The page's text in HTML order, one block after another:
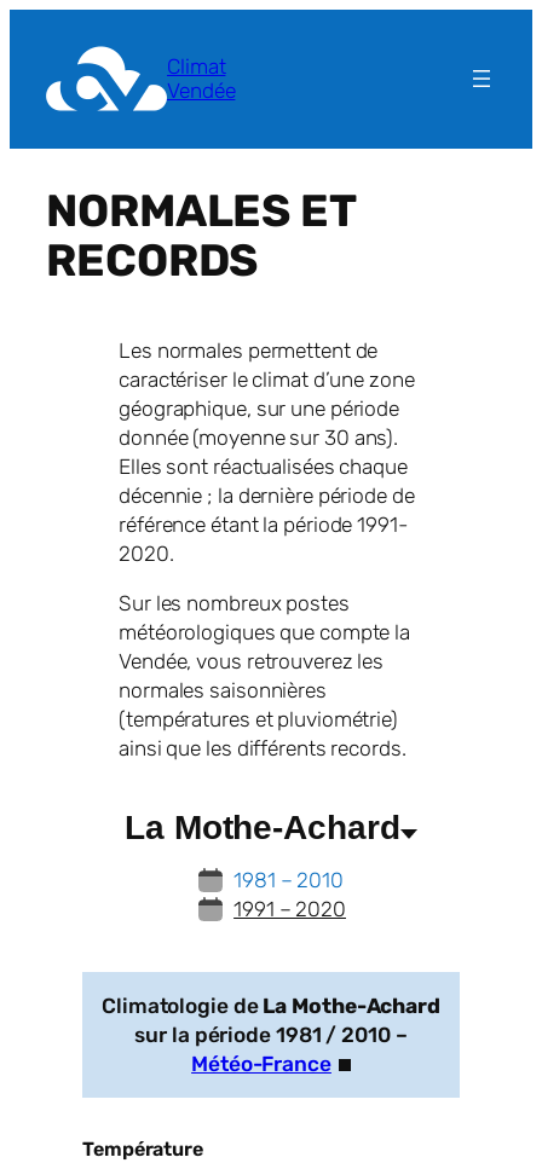
contenu
Climat
Vendée
NORMALES ET
RECORDS
Les normales permettent de
caractériser le climat d’une zone
géographique, sur une période
donnée (moyenne sur 30 ans).
Elles sont réactualisées chaque
décennie ; la dernière période de
référence étant la période 1991-
2020.
Sur les nombreux postes
météorologiques que compte la
Vendée, vous retrouverez les
normales saisonnières
(températures et pluviométrie)
ainsi que les différents records.
La Mothe-Achard
1981 – 2010
1991 – 2020
Climatologie de La Mothe-Achard
sur la période 1981 / 2010 –
Météo-France
Température